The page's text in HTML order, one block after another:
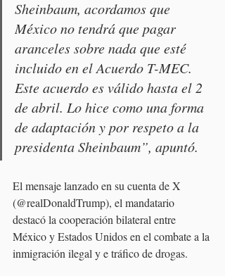
Sheinbaum, acordamos que
México no tendrá que pagar
aranceles sobre nada que esté
incluido en el Acuerdo T-MEC.
Este acuerdo es válido hasta el 2
de abril. Lo hice como una forma
de adaptación y por respeto a la
presidenta Sheinbaum”, apuntó.
El mensaje lanzado en su cuenta de X
(@realDonaldTrump), el mandatario
destacó la cooperación bilateral entre
México y Estados Unidos en el combate a la
inmigración ilegal y e tráfico de drogas.